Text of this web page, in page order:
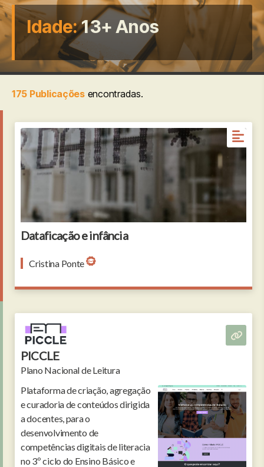
Idade:13+ Anos
175 Publicaçõesencontradas.
Dataficação e infância
Cristina Ponte
PICCLE
Plano Nacional de Leitura
Plataforma de criação, agregação
e curadoria de conteúdos dirigida
a docentes, para o
desenvolvimento de
competências digitais de literacia
no 3º ciclo do Ensino Básico e